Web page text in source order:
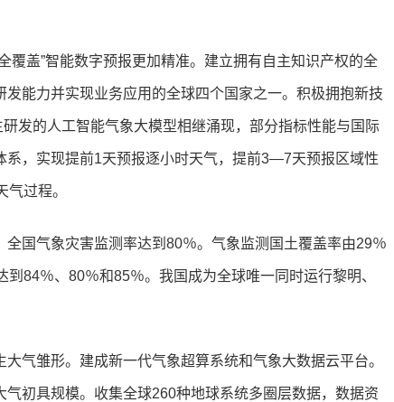
覆盖”智能数字预报更加精准。建立拥有自主知识产权的全
能力并实现业务应用的全球四个国家之一。积极拥抱新技
主研发的人工智能气象大模型相继涌现，部分指标性能与国际
，实现提前1天预报逐小时天气，提前3—7天预报区域性
过程。
国气象灾害监测率达到80％。气象监测国土覆盖率由29％
84％、80％和85％。我国成为全球唯一同时运行黎明、
气雏形。建成新一代气象超算系统和气象大数据云平台。
初具规模。收集全球260种地球系统多圈层数据，数据资